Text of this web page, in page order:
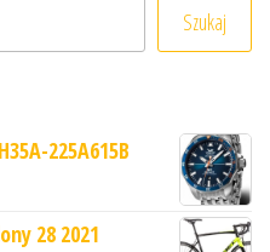
Szukaj
225A615B
28 2021